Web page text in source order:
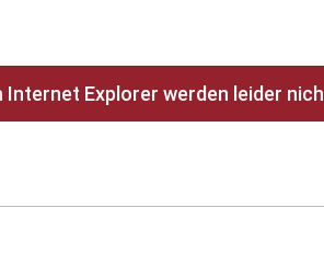
Internet Explorer werden leider